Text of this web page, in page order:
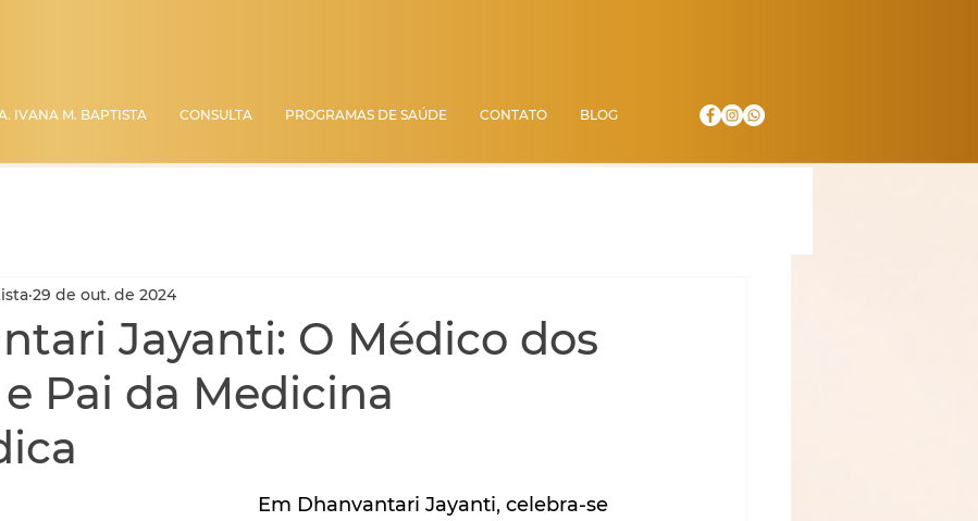
Jayanti: O Médico dos
Pai da Medicina
29 de out. de 2024
Em Dhanvantari Jayanti, celebra-se
IVANA M. BAPTISTA CONSULTA PROGRAMAS DE SAÚDE CONTATO BLOG